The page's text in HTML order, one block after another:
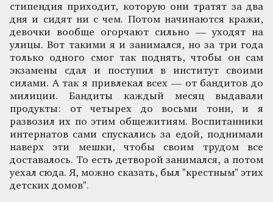
стипендия приходит, которую они тратят за два
дня и сидят ни с чем. Потом начинаются кражи,
девочки вообще огорчают сильно — уходят на
улицы. Вот такими я и занимался, но за три года
только одного смог так поднять, чтобы он сам
экзамены сдал и поступил в институт своими
силами. А так я привлекал всех — от бандитов до
милиции. Бандиты каждый месяц выдавали
продукты: от четырех до восьми тонн, и я
развозил их по этим общежитиям. Воспитанники
интернатов сами спускались за едой, поднимали
наверх эти мешки, чтобы своим трудом все
доставалось. То есть детворой занимался, а потом
уехал сюда. Я, можно сказать, был "крестным" этих
детских домов".